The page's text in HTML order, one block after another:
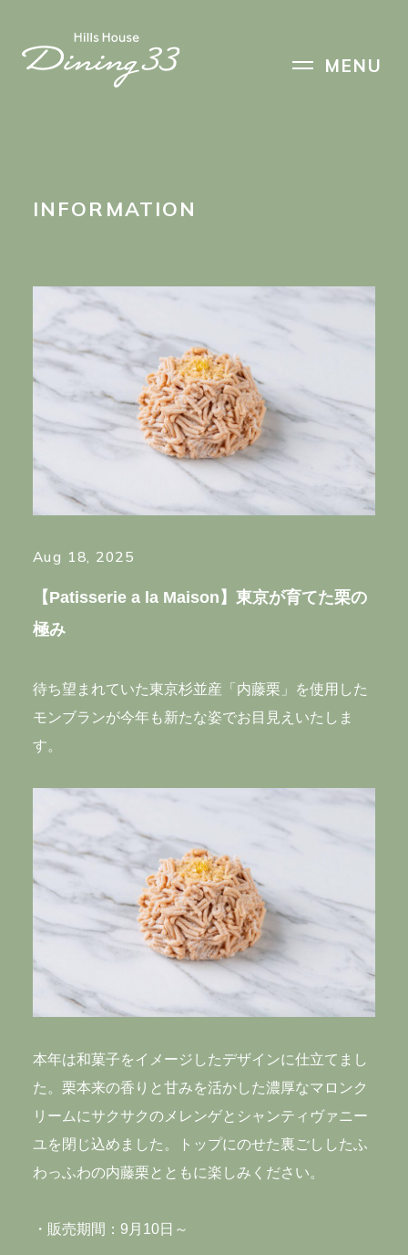
HOME
RESERVATION
INFORMATION
ACCESS
CONTACT
RECRUIT
33F Azabudai Hills Mori JP Tower, 1-3-1,
Azabudai, Minato-ku, Tokyo, 106-0041, Japan
Nearest station
・Kamiyacho Station: directly connected to
Exit 5
・Roppongi-itchome Station: 10-minute walk
LUNCH 11:00-15:00(L.O.14:00)
Irregular holidays
INFORMATION
Aug 18, 2025
【Patisserie a la Maison】東京が育てた栗の
極み
待ち望まれていた東京杉並産「内藤栗」を使用した
モンブランが今年も新たな姿でお目見えいたしま
す。
本年は和菓子をイメージしたデザインに仕立てまし
た。栗本来の香りと甘みを活かした濃厚なマロンク
リームにサクサクのメレンゲとシャンティヴァニー
ユを閉じ込めました。トップにのせた裏ごししたふ
わっふわの内藤栗とともに楽しみください。
・販売期間：9月10日～